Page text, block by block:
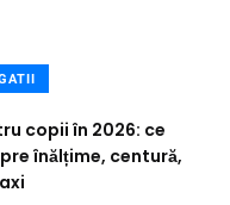
copii în 2026: ce
înălțime, centură,